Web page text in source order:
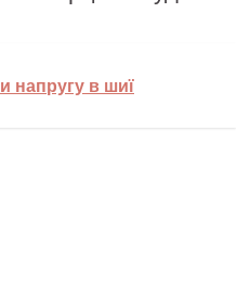
напругу в шиї